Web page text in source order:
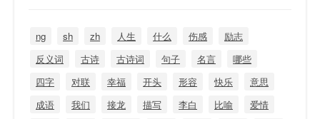
ng sh zh 人生 什么 伤感
励志
反义词
古诗 古诗词 句子 名言
哪些
四字
对联 幸福 开头 形容 快乐
意思
成语
我们 接龙 描写 李白 比喻
爱情